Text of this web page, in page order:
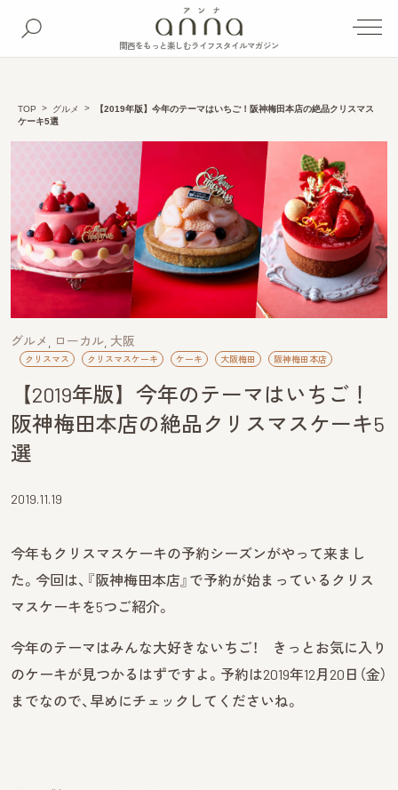
関西をもっと楽しむライフスタイルマガジン
TOP グルメ
【2019年版】今年のテーマはいちご！阪神梅田本店の絶品クリスマス
ケーキ5選
グルメ ローカル 大阪
クリスマス クリスマスケーキ ケーキ 大阪梅田 阪神梅田本店
【2019年版】今年のテーマはいちご！
阪神梅田本店の絶品クリスマスケーキ5
選
2019.11.19
今年もクリスマスケーキの予約シーズンがやって来まし
た。今回は、『阪神梅田本店』で予約が始まっているクリス
マスケーキを5つご紹介。
今年のテーマはみんな大好きないちご！ きっとお気に入り
のケーキが見つかるはずですよ。予約は2019年12月20日（金）
までなので、早めにチェックしてくださいね。